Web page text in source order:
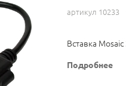
артикул 10233
Вставка
Подробнее